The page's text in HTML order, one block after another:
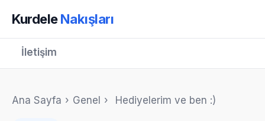
KurdeleNakışları
İletişim
Ana Sayfa › Genel › Hediyelerim ve ben :)